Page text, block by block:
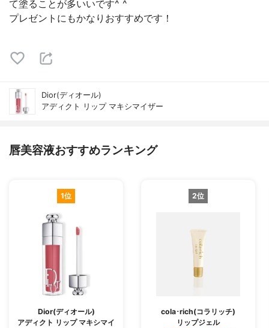
て塗ることが多いいです^ ^
プレゼントにもかなりおすすめです！
Dior(ディオール)
アディクト リップ マキシマイザー
唇美容液おすすめランキング
1位
Dior(ディオール)
アディクト リップ マキシマイ
2位
cola･rich(コラリッチ)
リップジェル